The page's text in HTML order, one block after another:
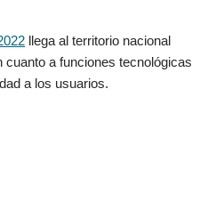
llega al territorio nacional
cuanto a funciones tecnológicas
a los usuarios.